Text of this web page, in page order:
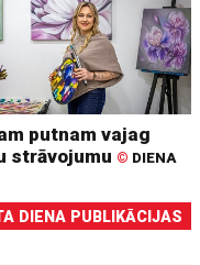
putnam vajag
strāvojumu © DIENA
DIENA PUBLIKĀCIJAS